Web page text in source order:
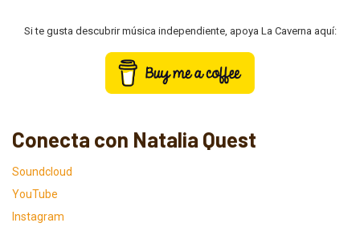
Si te gusta descubrir música independiente, apoya La Caverna aquí:
Conecta con Natalia Quest
Soundcloud
YouTube
Instagram